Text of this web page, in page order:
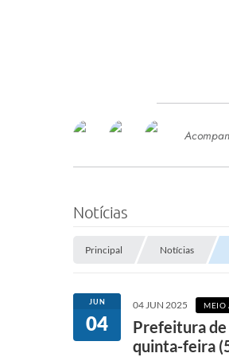
SERVIÇOS
SEMED
Processo de Contratação -
Concursos e Processos
Notícias
Principal Notícias
JUN
04
04 JUN 2025 MEIO
Prefeitura
quinta-feira